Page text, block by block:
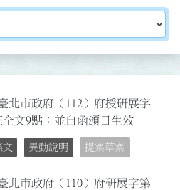
北市政府（112）府授研展字
全文9點；並自函頒日生效
文 異動說明 提案草案
北市政府（110）府研展字第